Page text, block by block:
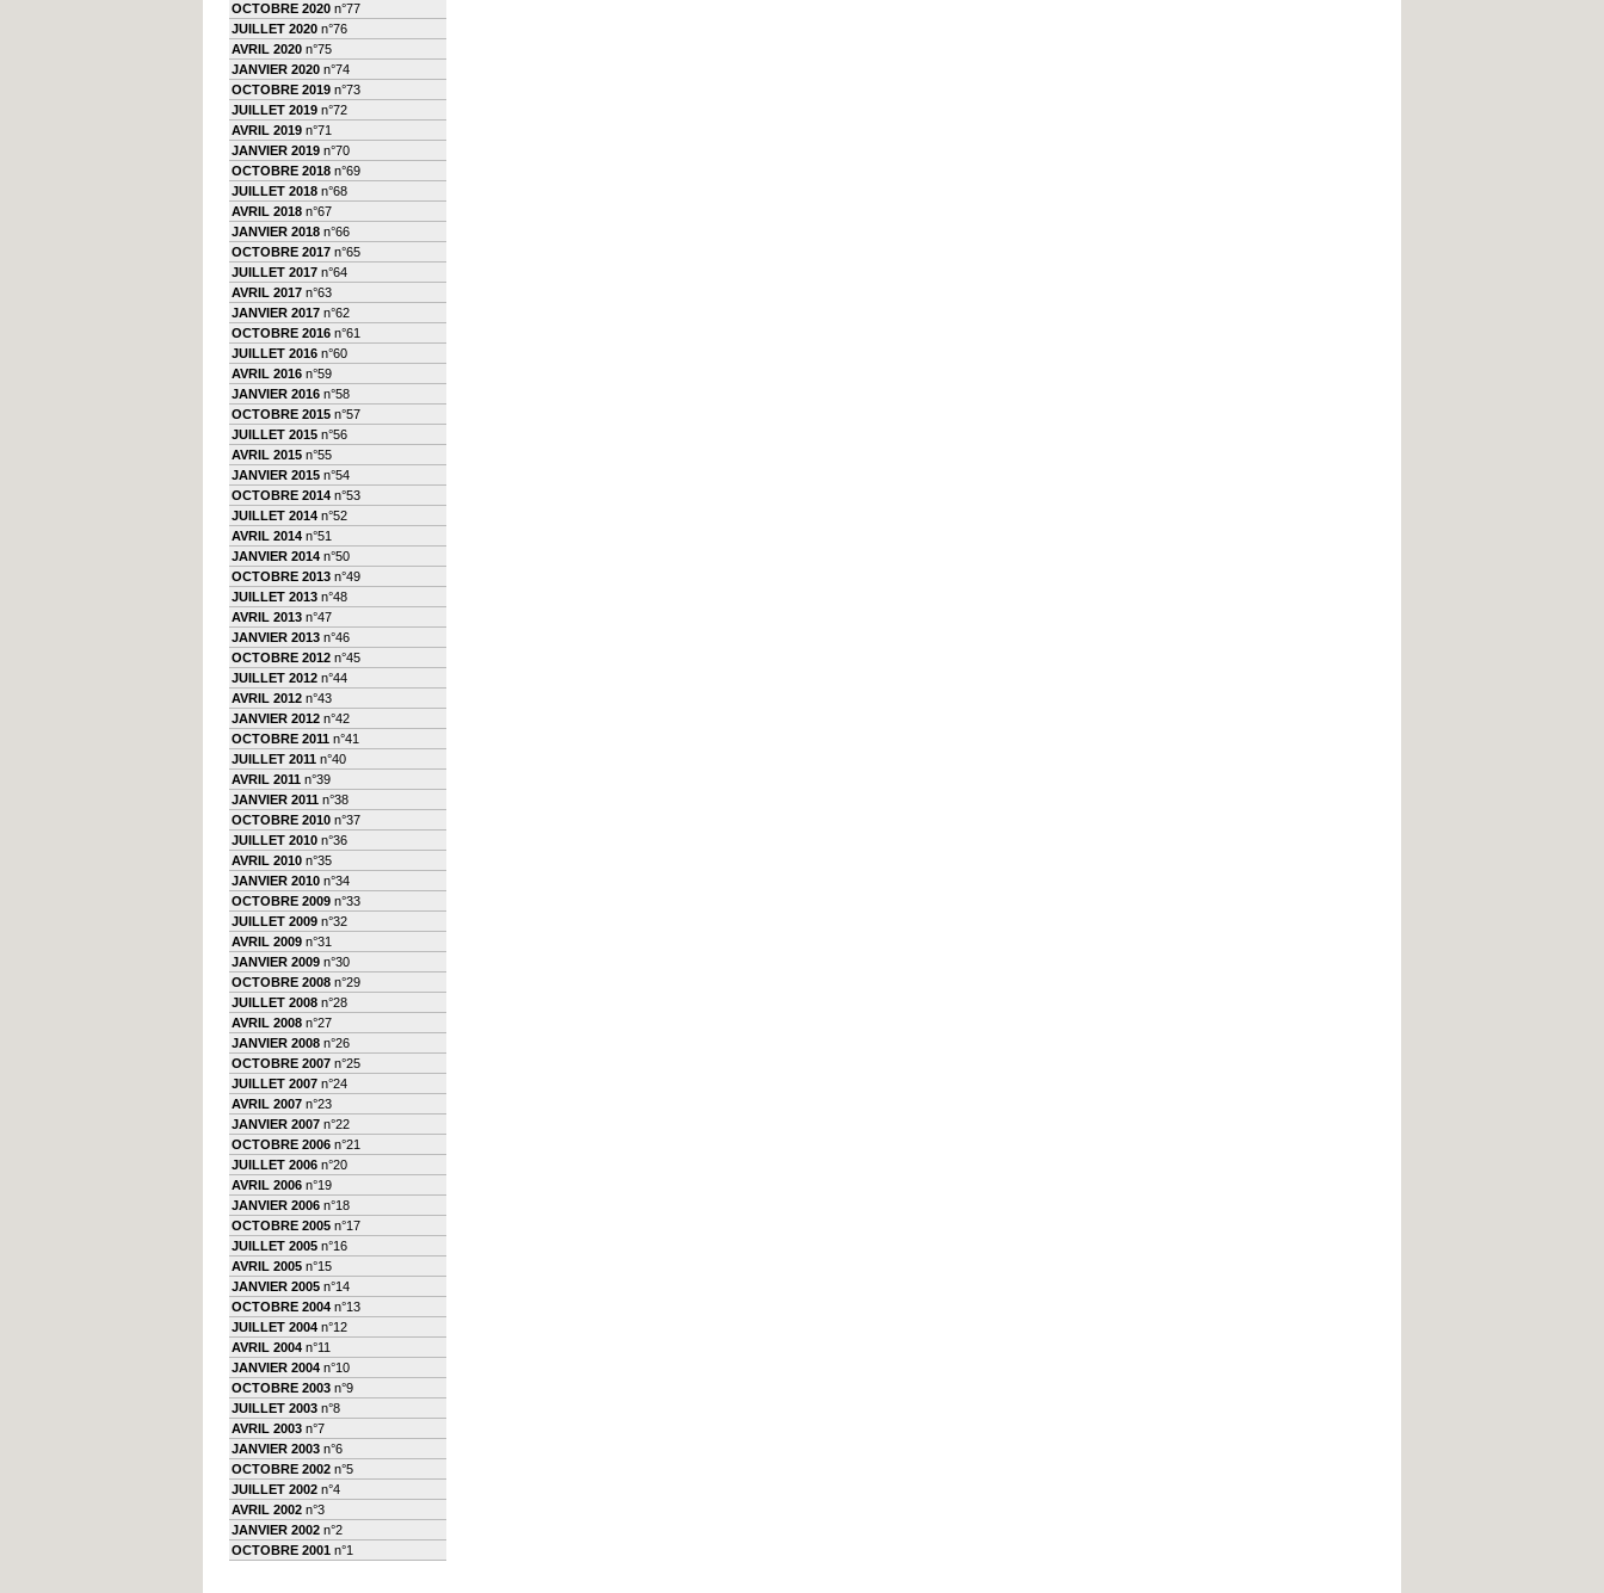
OCTOBRE 2020 n°77
JUILLET 2020 n°76
AVRIL 2020 n°75
JANVIER 2020 n°74
OCTOBRE 2019 n°73
JUILLET 2019 n°72
AVRIL 2019 n°71
JANVIER 2019 n°70
OCTOBRE 2018 n°69
JUILLET 2018 n°68
AVRIL 2018 n°67
JANVIER 2018 n°66
OCTOBRE 2017 n°65
JUILLET 2017 n°64
AVRIL 2017 n°63
JANVIER 2017 n°62
OCTOBRE 2016 n°61
JUILLET 2016 n°60
AVRIL 2016 n°59
JANVIER 2016 n°58
OCTOBRE 2015 n°57
JUILLET 2015 n°56
AVRIL 2015 n°55
JANVIER 2015 n°54
OCTOBRE 2014 n°53
JUILLET 2014 n°52
AVRIL 2014 n°51
JANVIER 2014 n°50
OCTOBRE 2013 n°49
JUILLET 2013 n°48
AVRIL 2013 n°47
JANVIER 2013 n°46
OCTOBRE 2012 n°45
JUILLET 2012 n°44
AVRIL 2012 n°43
JANVIER 2012 n°42
OCTOBRE 2011 n°41
JUILLET 2011 n°40
AVRIL 2011 n°39
JANVIER 2011 n°38
OCTOBRE 2010 n°37
JUILLET 2010 n°36
AVRIL 2010 n°35
JANVIER 2010 n°34
OCTOBRE 2009 n°33
JUILLET 2009 n°32
AVRIL 2009 n°31
JANVIER 2009 n°30
OCTOBRE 2008 n°29
JUILLET 2008 n°28
AVRIL 2008 n°27
JANVIER 2008 n°26
OCTOBRE 2007 n°25
JUILLET 2007 n°24
AVRIL 2007 n°23
JANVIER 2007 n°22
OCTOBRE 2006 n°21
JUILLET 2006 n°20
AVRIL 2006 n°19
JANVIER 2006 n°18
OCTOBRE 2005 n°17
JUILLET 2005 n°16
AVRIL 2005 n°15
JANVIER 2005 n°14
OCTOBRE 2004 n°13
JUILLET 2004 n°12
AVRIL 2004 n°11
JANVIER 2004 n°10
OCTOBRE 2003 n°9
JUILLET 2003 n°8
AVRIL 2003 n°7
JANVIER 2003 n°6
OCTOBRE 2002 n°5
JUILLET 2002 n°4
AVRIL 2002 n°3
JANVIER 2002 n°2
OCTOBRE 2001 n°1